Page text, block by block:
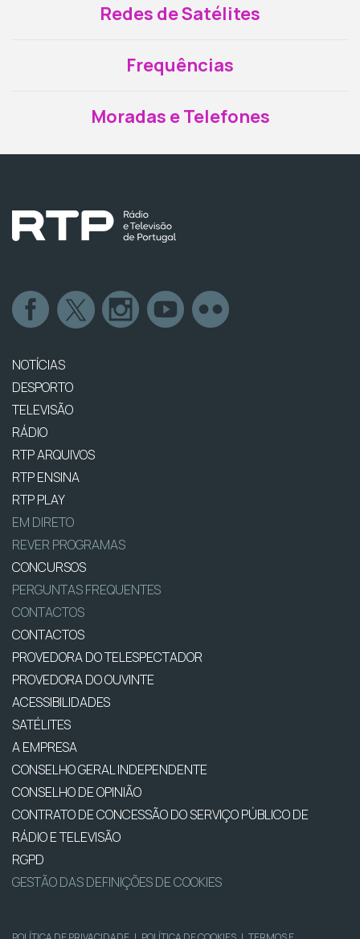
Redes de Satélites
Frequências
Moradas e Telefones
NOTÍCIAS
DESPORTO
TELEVISÃO
RÁDIO
RTP ARQUIVOS
RTP ENSINA
RTP PLAY
EM DIRETO
REVER PROGRAMAS
CONCURSOS
PERGUNTAS FREQUENTES
CONTACTOS
CONTACTOS
PROVEDORA DO TELESPECTADOR
PROVEDORA DO OUVINTE
ACESSIBILIDADES
SATÉLITES
A EMPRESA
CONSELHO GERAL INDEPENDENTE
CONSELHO DE OPINIÃO
CONTRATO DE CONCESSÃO DO SERVIÇO PÚBLICO DE
RÁDIO E TELEVISÃO
RGPD
GESTÃO DAS DEFINIÇÕES DE COOKIES